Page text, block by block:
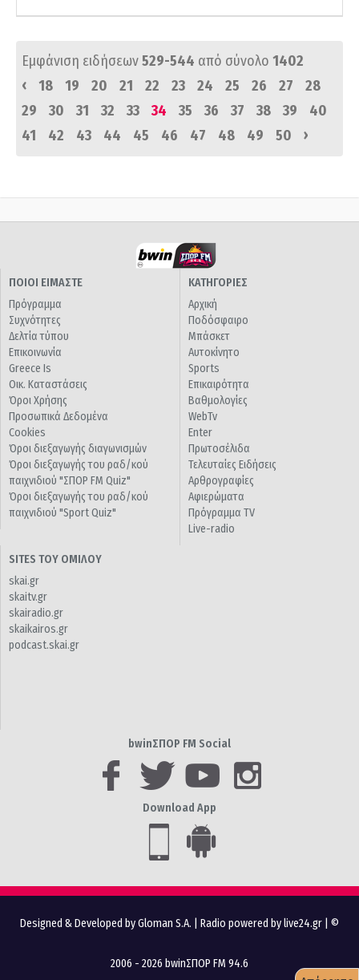
Εμφάνιση ειδήσεων529-544 από σύνολο 1402
‹
18 19 20 21 22 23 24 25 26 27
28
29
30 31 32 33 34 35 36 37 38 39
40
41
42 43 44 45 46 47 48 49 50 ›
ΠΟΙΟΙ ΕΙΜΑΣΤΕ
Πρόγραμμα
Συχνότητες
Δελτία τύπου
Επικοινωνία
Greece Is
Οικ. Καταστάσεις
Όροι Χρήσης
Προσωπικά Δεδομένα
Cookies
Όροι διεξαγωγής διαγωνισμών
Όροι διεξαγωγής του ραδ/κού
παιχνιδιού "ΣΠΟΡ FM Quiz"
Όροι διεξαγωγής του ραδ/κού
παιχνιδιού "Sport Quiz"
ΚΑΤΗΓΟΡΙΕΣ
Αρχική
Ποδόσφαιρο
Μπάσκετ
Αυτοκίνητο
Sports
Επικαιρότητα
Βαθμολογίες
WebTv
Enter
Πρωτοσέλιδα
Τελευταίες Ειδήσεις
Αρθρογραφίες
Αφιερώματα
Πρόγραμμα TV
Live-radio
SITES ΤΟΥ ΟΜΙΛΟΥ
skai.gr
skaitv.gr
skairadio.gr
skaikairos.gr
podcast.skai.gr
bwinΣΠΟΡ FM Social
Download App
Designed & Developed by Gloman S.A. Radio powered by live24.gr | ©
2006 - 2026 bwinΣΠΟΡ FM 94.6